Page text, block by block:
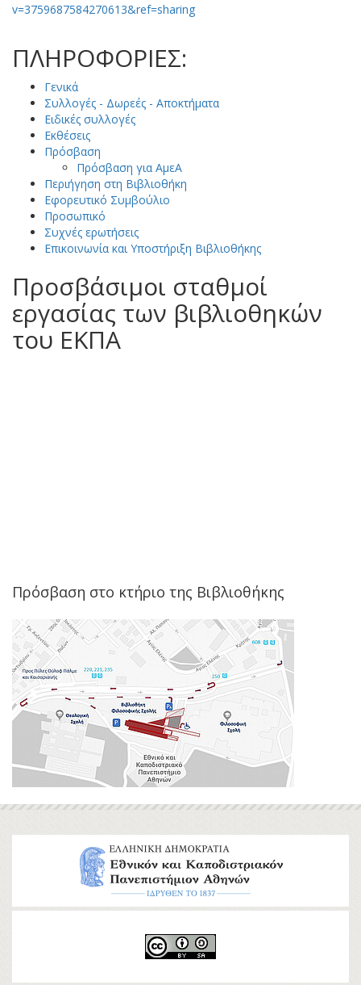
v=3759687584270613&ref=sharing
ΠΛΗΡΟΦΟΡΙΕΣ:
Γενικά
Συλλογές - Δωρεές - Αποκτήματα
Ειδικές συλλογές
Εκθέσεις
Πρόσβαση
Πρόσβαση για ΑμεΑ
Περιήγηση στη Βιβλιοθήκη
Εφορευτικό Συμβούλιο
Προσωπικό
Συχνές ερωτήσεις
Επικοινωνία και Υποστήριξη Βιβλιοθήκης
Προσβάσιμοι σταθμοί
εργασίας των βιβλιοθηκών
του ΕΚΠΑ
Πρόσβαση στο κτήριο της Βιβλιοθήκης